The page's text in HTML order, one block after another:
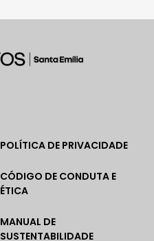
POLÍTICA DE PRIVACIDADE
CÓDIGO DE CONDUTA E
ÉTICA
MANUAL DE
SUSTENTABILIDADE